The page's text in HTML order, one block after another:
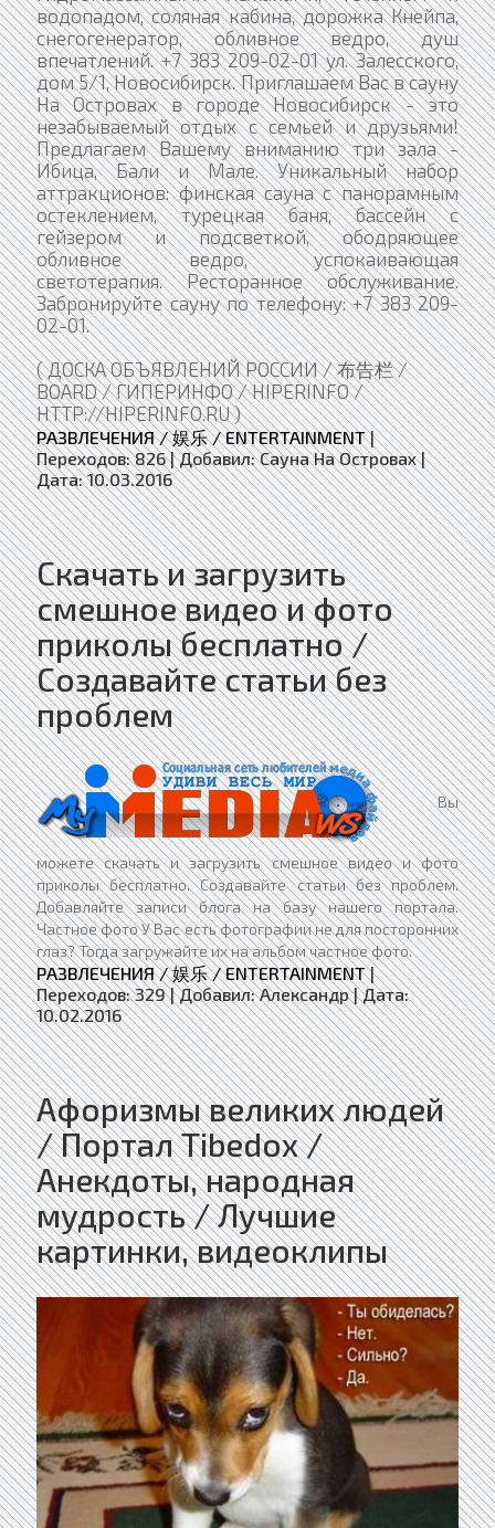
водопадом, соляная кабина, дорожка Кнейпа,
снегогенератор, обливное ведро, душ
впечатлений. +7 383 209-02-01 ул. Залесского,
дом 5/1, Новосибирск. Приглашаем Вас в сауну
На Островах в городе Новосибирск - это
незабываемый отдых с семьей и друзьями!
Предлагаем Вашему вниманию три зала -
Ибица, Бали и Мале. Уникальный набор
аттракционов: финская сауна с панорамным
остеклением, турецкая баня, бассейн с
гейзером и подсветкой, ободряющее
обливное ведро, успокаивающая
светотерапия. Ресторанное обслуживание.
Забронируйте сауну по телефону: +7 383 209-
02-01.
( ДОСКА ОБЪЯВЛЕНИЙ РОССИИ / 布告栏 /
BOARD / ГИПЕРИНФО / HIPERINFO /
HTTP://HIPERINFO.RU )
РАЗВЛЕЧЕНИЯ / 娱乐 / ENTERTAINMENT|
Переходов: 826 |Добавил: Сауна На Островах |
Дата: 10.03.2016
Скачать и загрузить
смешное видео и фото
приколы бесплатно /
Создавайте статьи без
проблем
Вы
можете скачать и загрузить смешное видео и фото
приколы бесплатно. Создавайте статьи без проблем.
Добавляйте записи блога на базу нашего портала.
Частное фото У Вас есть фотографии не для посторонних
глаз? Тогда загружайте их на альбом частное фото.
РАЗВЛЕЧЕНИЯ / 娱乐 / ENTERTAINMENT|
Переходов: 329 |Добавил: Александр |Дата:
10.02.2016
Афоризмы великих людей
/ Портал Tibedox /
Анекдоты, народная
мудрость / Лучшие
картинки, видеоклипы